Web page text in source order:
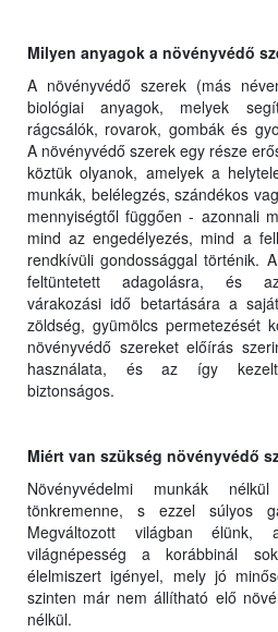
Milyen anyagok a növényvédő
A növényvédő szerek (más
biológiai anyagok, melyek
rágcsálók, rovarok, gombák és
A növényvédő szerek egy része
köztük olyanok, amelyek a
munkák, belélegzés, szándékos
mennyiségtől függően - azonnali
mind az engedélyezés, mind a
rendkívüli gondossággal történik.
feltüntetett adagolásra, és az
várakozási idő betartására a
zöldség, gyümölcs permetezését
növényvédő szereket előírás
használata, és az így kezelt
biztonságos.
Miért van szükség növényvédő
Növényvédelmi munkák
tönkremenne, s ezzel súlyos
Megváltozott világban
világnépesség a korábbinál
élelmiszert igényel, mely jó
szinten már nem állítható elő
nélkül.